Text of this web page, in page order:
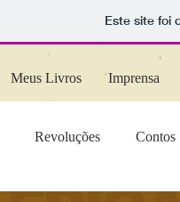
Este site foi
Meus Livros Imprensa
Revoluções Contos